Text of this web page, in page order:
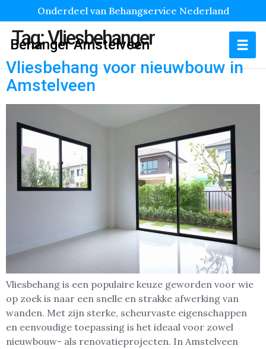
Onderdeel van Behangservice Nederland
Behanger Amstelveen
Tag:Vliesbehanger
Vliesbehang voor nieuwbouw in
Amstelveen
Vliesbehang is een populaire keuze geworden voor wie
op zoek is naar een snelle en strakke afwerking van
wanden. Met zijn sterke, scheurvaste eigenschappen
en eenvoudige toepassing is het ideaal voor zowel
nieuwbouw- als renovatieprojecten. In Amstelveen